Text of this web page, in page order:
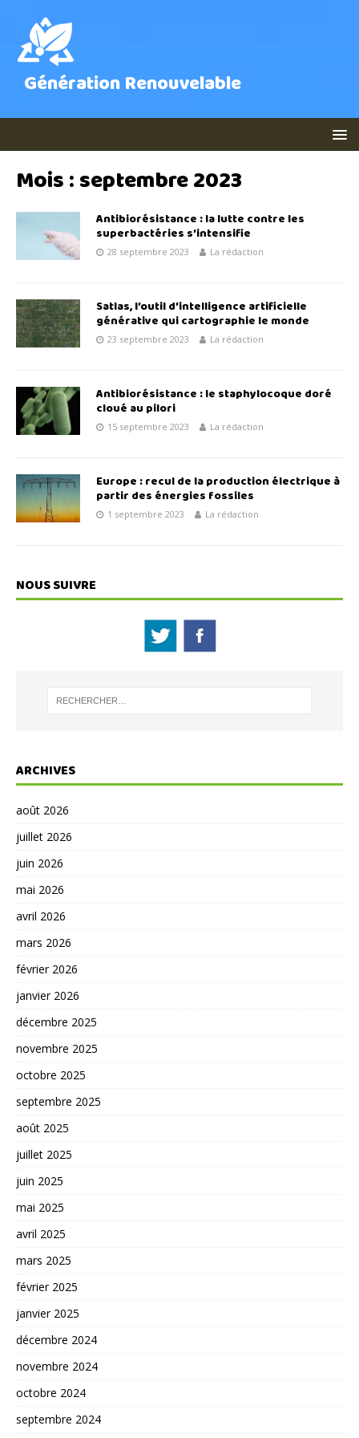
Génération Renouvelable
Mois :septembre 2023
Antibiorésistance : la lutte contre les
superbactéries s’intensifie
28 septembre 2023 La rédaction
Satlas, l’outil d’intelligence artificielle
générative qui cartographie le monde
23 septembre 2023 La rédaction
Antibiorésistance : le staphylocoque doré
cloué au pilori
15 septembre 2023 La rédaction
Europe : recul de la production électrique à
partir des énergies fossiles
1 septembre 2023 La rédaction
NOUS SUIVRE
ARCHIVES
août 2026
juillet 2026
juin 2026
mai 2026
avril 2026
mars 2026
février 2026
janvier 2026
décembre 2025
novembre 2025
octobre 2025
septembre 2025
août 2025
juillet 2025
juin 2025
mai 2025
avril 2025
mars 2025
février 2025
janvier 2025
décembre 2024
novembre 2024
octobre 2024
septembre 2024